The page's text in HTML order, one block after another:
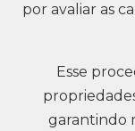
por avaliar as
Esse
garantindo